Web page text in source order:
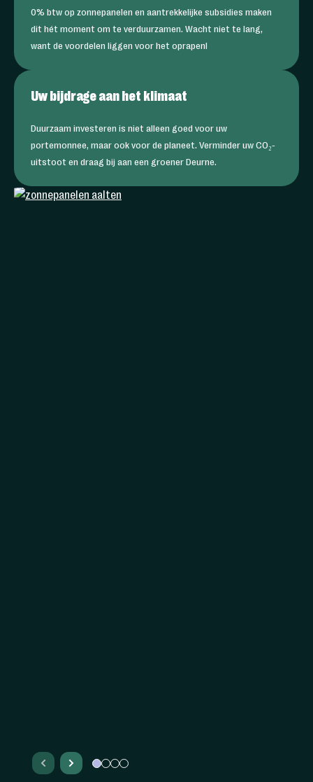
0% btw op zonnepanelen en aantrekkelijke subsidies maken
dit hét moment om te verduurzamen. Wacht niet te lang,
want de voordelen liggen voor het oprapen!
Uw bijdrage aan het klimaat
Duurzaam investeren is niet alleen goed voor uw
portemonnee, maar ook voor de planeet. Verminder uw CO₂-
uitstoot en draag bij aan een groener Deurne.